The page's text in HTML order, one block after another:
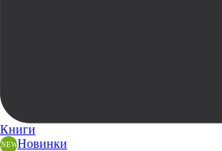
Книги
Новинки